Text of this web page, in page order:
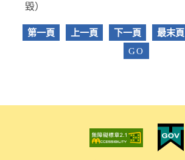
毀）
第一頁 上一頁 下一頁 最末頁